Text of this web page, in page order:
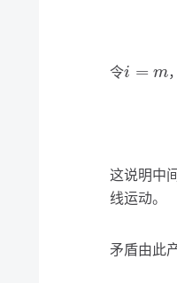
令i = m
i= m
这说明中
线运动。
矛盾由此